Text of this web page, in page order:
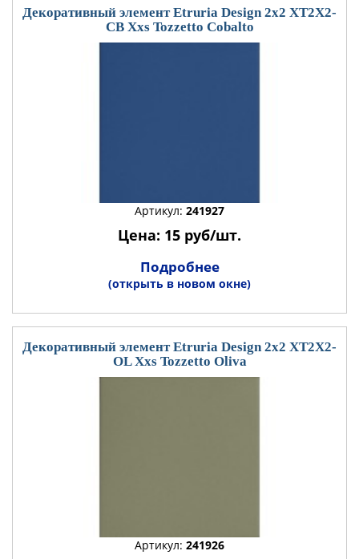
Декоративный элемент Etruria Design 2x2 XT2X2-
CB Xxs Tozzetto Cobalto
Артикул: 241927
Цена: 15 руб/шт.
Подробнее
(открыть в новом окне)
Декоративный элемент Etruria Design 2x2 XT2X2-
OL Xxs Tozzetto Oliva
Артикул: 241926